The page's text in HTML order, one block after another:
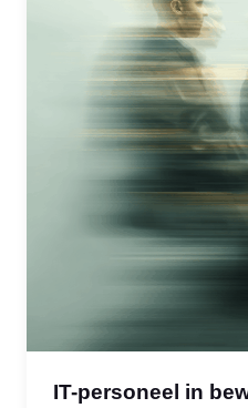
IT-personeel in